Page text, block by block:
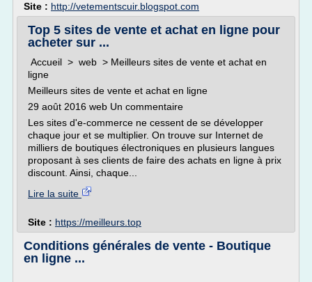
Site : http://vetementscuir.blogspot.com
Top 5 sites de vente et achat en ligne pour
acheter sur ...
Accueil > web > Meilleurs sites de vente et achat en
ligne
Meilleurs sites de vente et achat en ligne
29 août 2016 web Un commentaire
Les sites d'e-commerce ne cessent de se développer
chaque jour et se multiplier. On trouve sur Internet de
milliers de boutiques électroniques en plusieurs langues
proposant à ses clients de faire des achats en ligne à prix
discount. Ainsi, chaque...
Lire la suite
Site : https://meilleurs.top
Conditions générales de vente - Boutique
en ligne ...